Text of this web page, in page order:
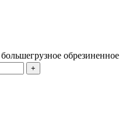
обрезиненное
+